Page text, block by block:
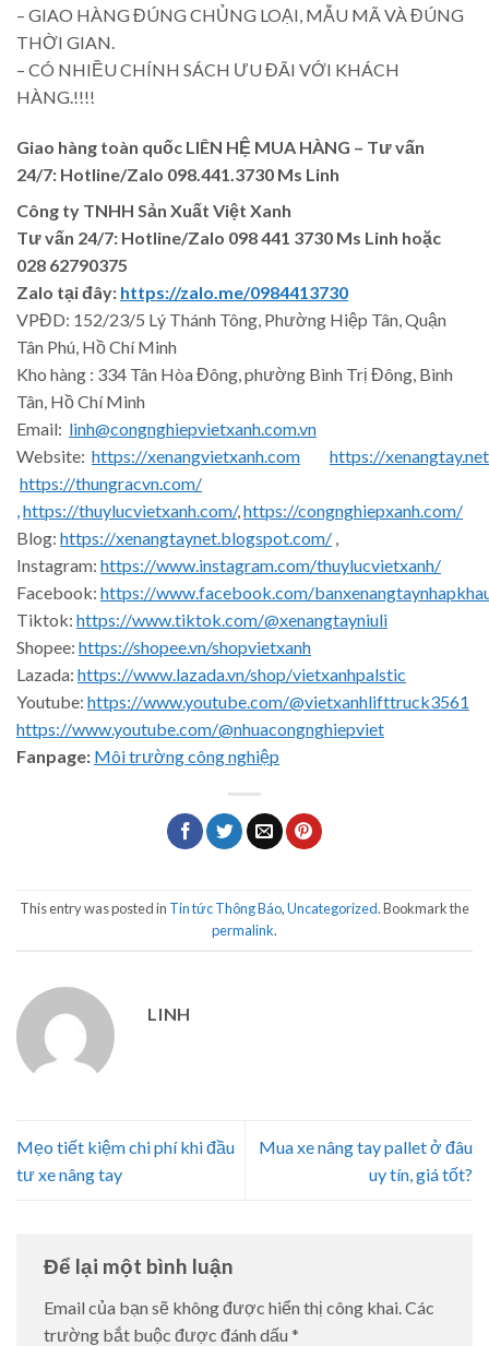
– GIAO HÀNG ĐÚNG CHỦNG LOẠI, MẪU MÃ VÀ ĐÚNG
THỜI GIAN.
– CÓ NHIỀU CHÍNH SÁCH ƯU ĐÃI VỚI KHÁCH
HÀNG.!!!!
Giao hàng toàn quốc LIÊN HỆ MUA HÀNG – Tư vấn
24/7: Hotline/Zalo 098.441.3730 Ms Linh
Công ty TNHH Sản Xuất Việt Xanh
Tư vấn 24/7: Hotline/Zalo 098 441 3730 Ms Linh hoặc
028 62790375
Zalo tại đây: https://zalo.me/0984413730
VPĐD: 152/23/5 Lý Thánh Tông, Phường Hiệp Tân, Quận
Tân Phú, Hồ Chí Minh
Kho hàng : 334 Tân Hòa Đông, phường Bình Trị Đông, Bình
Tân, Hồ Chí Minh
Email: linh@congnghiepvietxanh.com.vn
Website: https://xenangvietxanh.com
https://xenangtay.net
https://thungracvn.com/
,https://thuylucvietxanh.com/,https://congnghiepxanh.com/
Blog: https://xenangtaynet.blogspot.com/ ,
Instagram: https://www.instagram.com/thuylucvietxanh/
Facebook: https://www.facebook.com/
Tiktok: https://www.tiktok.com/@xenangtayniuli
Shopee: https://shopee.vn/shopvietxanh
Lazada: https://www.lazada.vn/shop/vietxanhpalstic
Youtube: https://www.youtube.com/@vietxanhlifttruck3561
https://www.youtube.com/@nhuacongnghiepviet
Fanpage: Môi trường công nghiệp
This entry was posted in Tin tức Thông Báo,Uncategorized. Bookmark the
permalink.
LINH
Mẹo tiết kiệm chi phí khi đầu
tư xe nâng tay
Mua xe nâng tay pallet ở đâu
uy tín, giá tốt?
Để lại một bình luận
Email của bạn sẽ không được hiển thị công khai.Các
trường bắt buộc được đánh dấu *